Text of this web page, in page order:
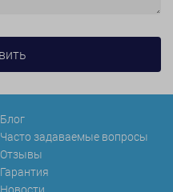
Блог
Часто задаваемые вопросы
Отзывы
Гарантия